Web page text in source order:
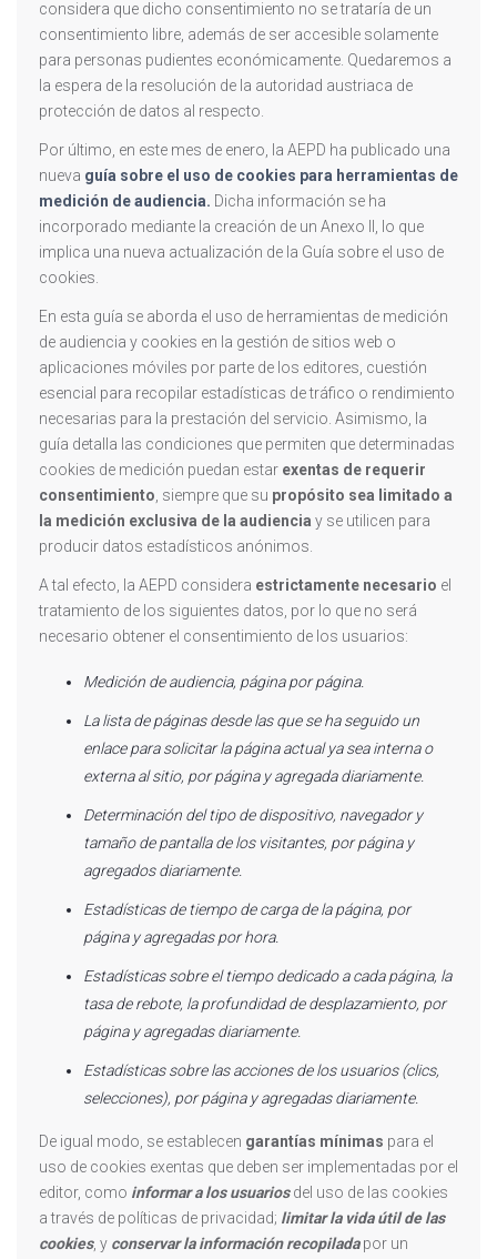
considera que dicho consentimiento no se trataría de un
consentimiento libre, además de ser accesible solamente
para personas pudientes económicamente. Quedaremos a
la espera de la resolución de la autoridad austriaca de
protección de datos al respecto.
Por último, en este mes de enero, la AEPD ha publicado una
nueva guía sobre el uso de cookies para herramientas de
medición de audiencia. Dicha información se ha
incorporado mediante la creación de un Anexo II, lo que
implica una nueva actualización de la Guía sobre el uso de
cookies.
En esta guía se aborda el uso de herramientas de medición
de audiencia y cookies en la gestión de sitios web o
aplicaciones móviles por parte de los editores, cuestión
esencial para recopilar estadísticas de tráfico o rendimiento
necesarias para la prestación del servicio. Asimismo, la
guía detalla las condiciones que permiten que determinadas
cookies de medición puedan estar exentas de requerir
consentimiento , siempre que su propósito sea limitado a
la medición exclusiva de la audiencia y se utilicen para
producir datos estadísticos anónimos.
A tal efecto, la AEPD considera estrictamente necesario el
tratamiento de los siguientes datos, por lo que no será
necesario obtener el consentimiento de los usuarios:
Medición de audiencia, página por página.
La lista de páginas desde las que se ha seguido un
enlace para solicitar la página actual ya sea interna o
externa al sitio, por página y agregada diariamente.
Determinación del tipo de dispositivo, navegador y
tamaño de pantalla de los visitantes, por página y
agregados diariamente.
Estadísticas de tiempo de carga de la página, por
página y agregadas por hora.
Estadísticas sobre el tiempo dedicado a cada página, la
tasa de rebote, la profundidad de desplazamiento, por
página y agregadas diariamente.
Estadísticas sobre las acciones de los usuarios (clics,
selecciones), por página y agregadas diariamente.
De igual modo, se establecen garantías mínimas para el
uso de cookies exentas que deben ser implementadas por el
editor, como informar a los usuariosdel uso de las cookies
a través de políticas de privacidad; limitar la vida útil de las
cookies, y conservar la información recopiladapor un